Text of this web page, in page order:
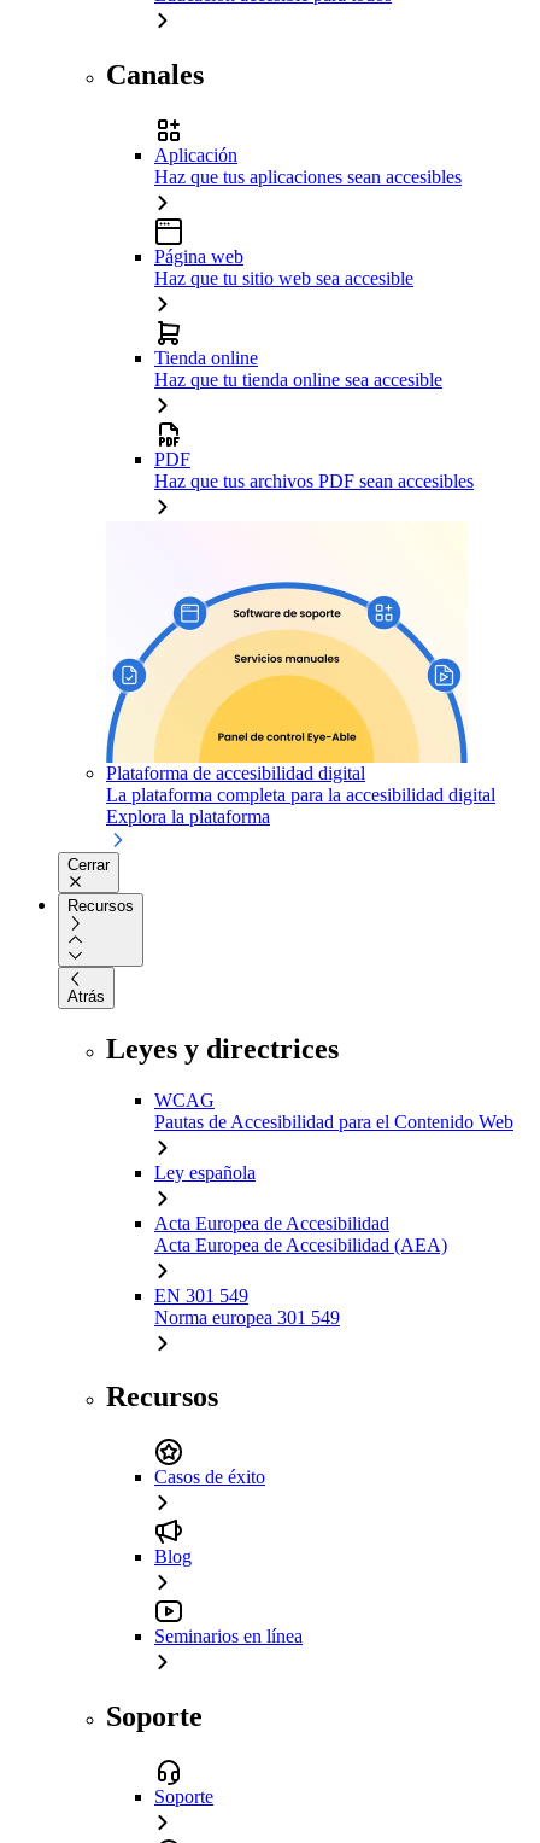
Canales
Aplicación
Haz que tus aplicaciones sean accesibles
Página web
Haz que tu sitio web sea accesible
Tienda online
Haz que tu tienda online sea accesible
PDF
Haz que tus archivos PDF sean accesibles
Plataforma de accesibilidad digital
La plataforma completa para la accesibilidad digital
Explora la plataforma
Cerrar
Recursos
Atrás
Leyes y directrices
WCAG
Pautas de Accesibilidad para el Contenido Web
Ley española
Acta Europea de Accesibilidad
Acta Europea de Accesibilidad (AEA)
EN 301 549
Norma europea 301 549
Recursos
Casos de éxito
Blog
Seminarios en línea
Soporte
Soporte